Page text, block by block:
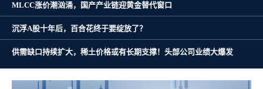
MLCC涨价潮汹涌，国产产业链迎黄金替代窗口
沉浮A股十年后，百合花终于要绽放了？
供需缺口持续扩大，稀土价格或有长期支撑！头部公司业绩大爆发